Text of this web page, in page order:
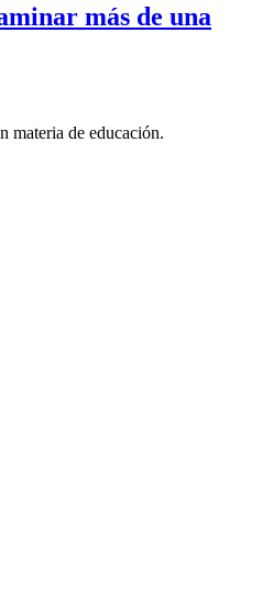
más de una
materia de educación.